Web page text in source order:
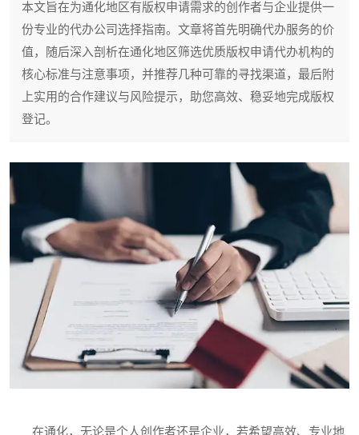
本文旨在为通化地区有版权申请需求的创作者与企业提供一
份专业的代办公司选择指南。文章将首先明确代办服务的价
值，随后深入剖析在通化地区筛选优质版权申请代办机构的
核心标准与注意事项，并推荐几种可靠的寻找渠道，最后附
上实用的合作建议与风险提示，助您高效、稳妥地完成版权
登记。
在通化，无论是个人创作者还是企业，若希望高效、专业地